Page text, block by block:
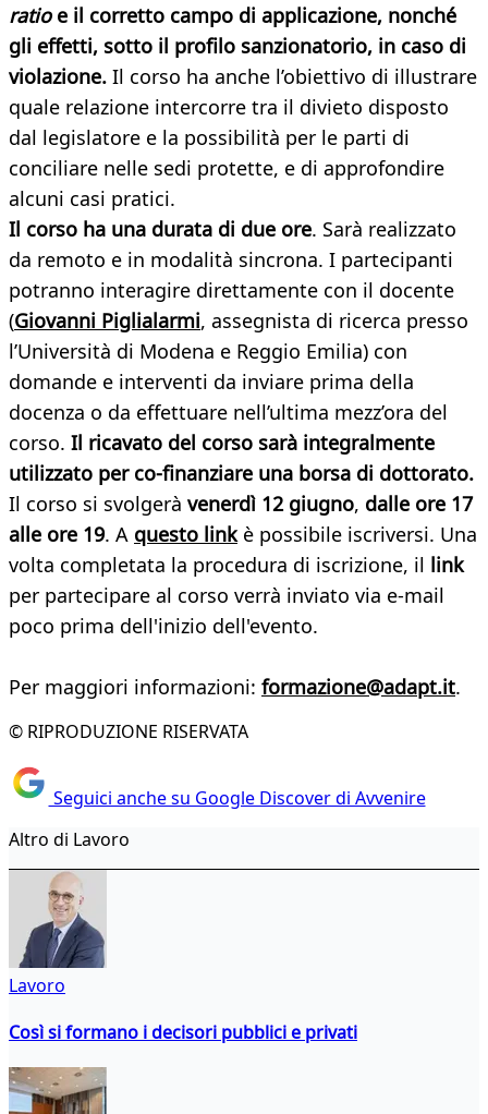
ratioe il corretto campo di applicazione, nonché
gli effetti, sotto il profilo sanzionatorio, in caso di
violazione. Il corso ha anche l’obiettivo di illustrare
quale relazione intercorre tra il divieto disposto
dal legislatore e la possibilità per le parti di
conciliare nelle sedi protette, e di approfondire
alcuni casi pratici.
Il corso ha una durata di due ore. Sarà realizzato
da remoto e in modalità sincrona. I partecipanti
potranno interagire direttamente con il docente
(Giovanni Piglialarmi, assegnista di ricerca presso
l’Università di Modena e Reggio Emilia) con
domande e interventi da inviare prima della
docenza o da effettuare nell’ultima mezz’ora del
corso. Il ricavato del corso sarà integralmente
utilizzato per co-finanziare una borsa di dottorato.
Il corso si svolgerà venerdì 12 giugno, dalle ore 17
alle ore 19. A questo linkè possibile iscriversi. Una
volta completata la procedura di iscrizione, il link
per partecipare al corso verrà inviato via e-mail
poco prima dell'inizio dell'evento.
Per maggiori informazioni: formazione@adapt.it.
© RIPRODUZIONE RISERVATA
Seguici anche su Google Discover di Avvenire
Altro di Lavoro
Lavoro
Così si formano i decisori pubblici e privati